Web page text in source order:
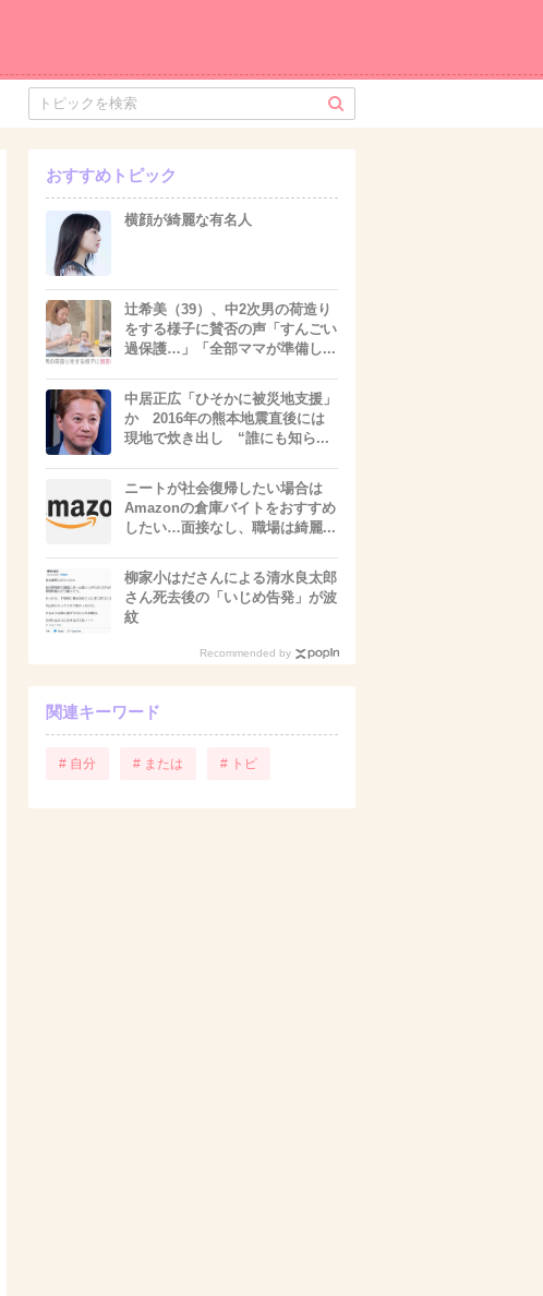
おすすめトピック
横顔が綺麗な有名人
辻希美（39）、中2次男の荷造り
をする様子に賛否の声「すんごい
過保護…」「全部ママが準備し...
中居正広「ひそかに被災地支援」
か 2016年の熊本地震直後には
現地で炊き出し “誰にも知ら...
ニートが社会復帰したい場合は
Amazonの倉庫バイトをおすすめ
したい…面接なし、職場は綺麗...
柳家小はださんによる清水良太郎
さん死去後の「いじめ告発」が波
紋
Recommended by
関連キーワード
# 自分 # または # トピ